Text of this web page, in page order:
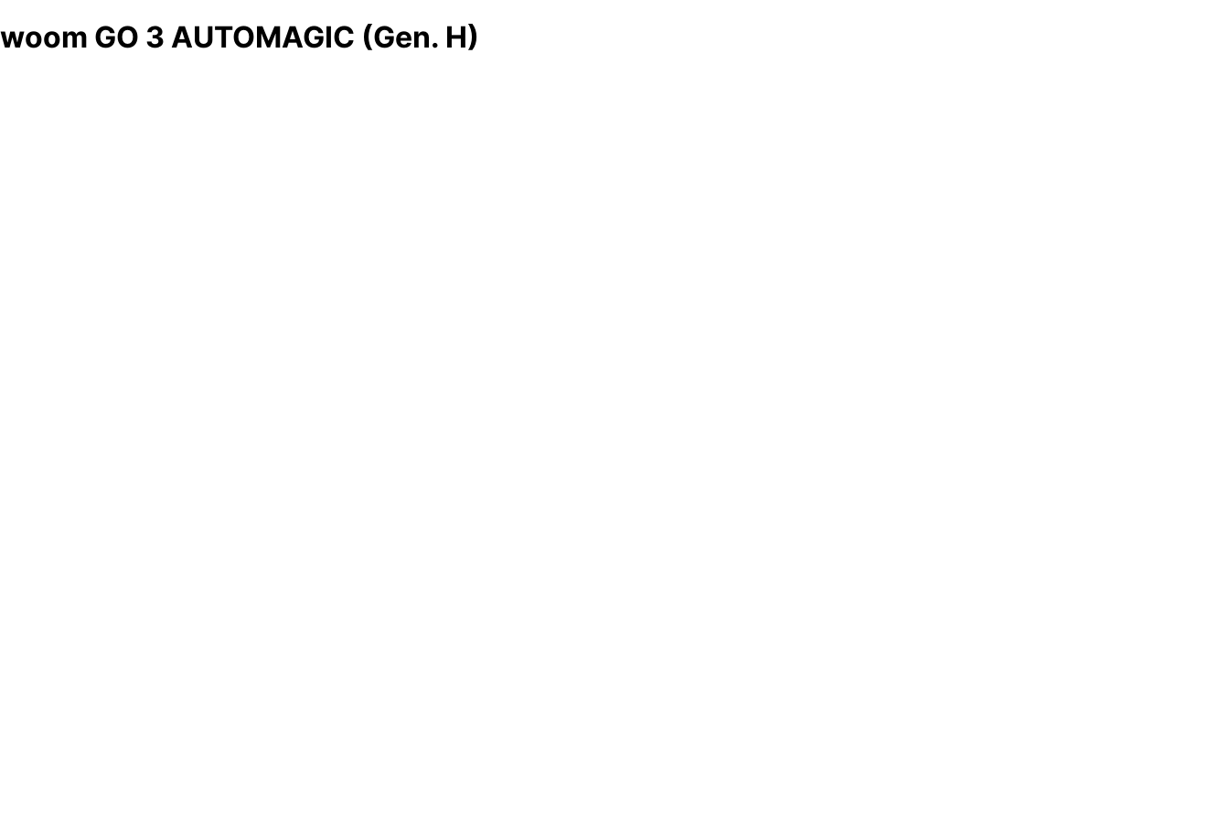
woom GO 3 AUTOMAGIC (Gen. H)